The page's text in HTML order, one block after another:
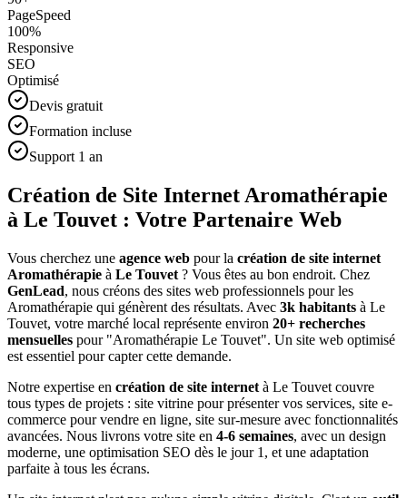
PageSpeed
100%
Responsive
SEO
Optimisé
Devis gratuit
Formation incluse
Support 1 an
Création de Site Internet Aromathérapie
à Le Touvet : Votre Partenaire Web
Vous cherchez une agence web pour la création de site internet
Aromathérapie à Le Touvet ? Vous êtes au bon endroit. Chez
GenLead, nous créons des sites web professionnels pour les
Aromathérapie qui génèrent des résultats. Avec 3k habitants à Le
Touvet, votre marché local représente environ 20+ recherches
mensuelles pour "Aromathérapie Le Touvet". Un site web optimisé
est essentiel pour capter cette demande.
Notre expertise en création de site internet à Le Touvet couvre
tous types de projets : site vitrine pour présenter vos services, site e-
commerce pour vendre en ligne, site sur-mesure avec fonctionnalités
avancées. Nous livrons votre site en 4-6 semaines, avec un design
moderne, une optimisation SEO dès le jour 1, et une adaptation
parfaite à tous les écrans.